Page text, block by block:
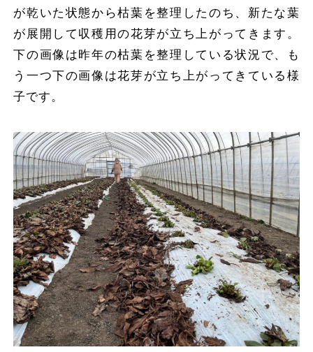
が乾いた状態から枯葉を整理したのち、新たな葉
が展開して収穫用の花芽が立ち上がってきます。
下の画像は昨年の枯葉を整理している状況で、も
う一つ下の画像は花芽が立ち上がってきている様
子です。